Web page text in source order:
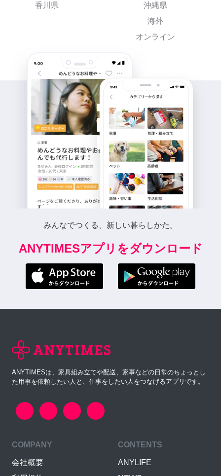
香川県
沖縄県
海外
オンライン
みんなでつくる、新しい暮らしかた。
ANYTIMESアプリをダウンロード
ANYTIMESは、家具組み立てや配送、家事などの日常のちょっとし
た用事を依頼したい人と、仕事をしたい人をつなげるアプリです。
COMPANY
会社概要
CONTENTS
ANYLIFE